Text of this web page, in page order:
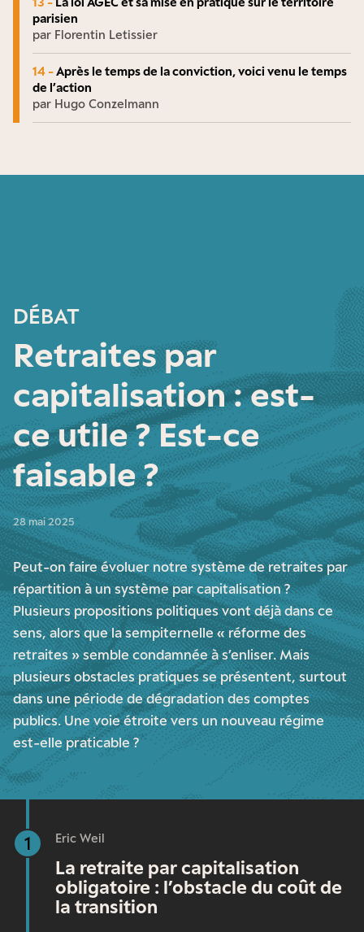
parisien
par Florentin Letissier
14 -Après le temps de la conviction, voici venu le temps
de l’action
par Hugo Conzelmann
DÉBAT
Retraites par
capitalisation : est-
ce utile ? Est-ce
faisable ?
28 mai 2025
Peut-on faire évoluer notre système de retraites par
répartition à un système par capitalisation ?
Plusieurs propositions politiques vont déjà dans ce
sens, alors que la sempiternelle « réforme des
retraites » semble condamnée à s’enliser. Mais
plusieurs obstacles pratiques se présentent, surtout
dans une période de dégradation des comptes
publics. Une voie étroite vers un nouveau régime
est-elle praticable ?
1 Eric Weil
La retraite par capitalisation
obligatoire : l’obstacle du coût de
la transition